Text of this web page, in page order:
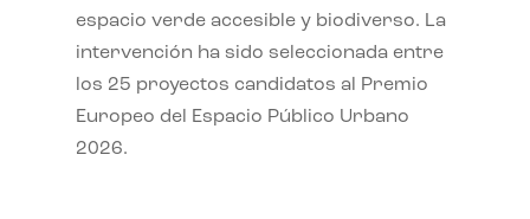
espacio verde accesible y biodiverso. La
intervención ha sido seleccionada entre
los 25 proyectos candidatos al Premio
Europeo del Espacio Público Urbano
2026.